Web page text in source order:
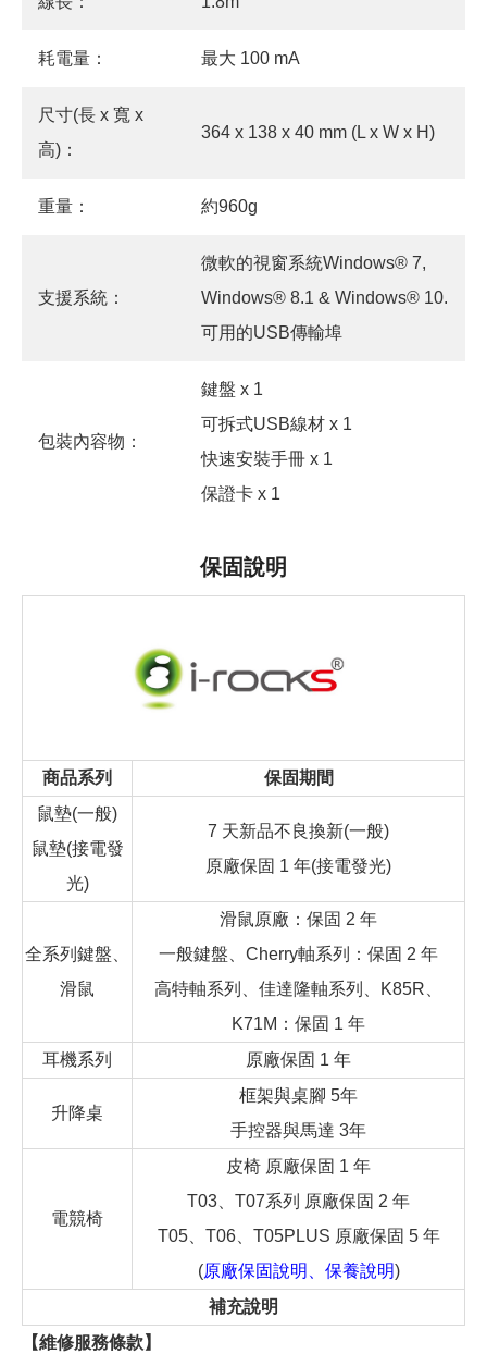
耗電量： 最大 100 mA
尺寸(長 x 寬 x
高)：
364 x 138 x 40 mm (L x W x H)
重量： 約960g
支援系統：
微軟的視窗系統Windows® 7,
Windows® 8.1 & Windows® 10.
可用的USB傳輸埠
包裝內容物：
鍵盤 x 1
可拆式USB線材 x 1
快速安裝手冊 x 1
保證卡 x 1
保固說明
商品系列
保固期間
鼠墊(一般)
鼠墊(接電發
光)
7 天新品不良換新(一般)
原廠保固 1 年(接電發光)
全系列鍵盤、
滑鼠
滑鼠原廠：保固 2 年
一般鍵盤、Cherry軸系列：保固 2 年
高特軸系列、佳達隆軸系列、K85R、
K71M：保固 1 年
耳機系列
原廠保固 1 年
升降桌
框架與桌腳 5年
手控器與馬達 3年
電競椅
皮椅 原廠保固 1 年
T03、T07系列 原廠保固 2 年
T05、T06、T05PLUS 原廠保固 5 年
(原廠保固說明、保養說明)
補充說明
【維修服務條款】